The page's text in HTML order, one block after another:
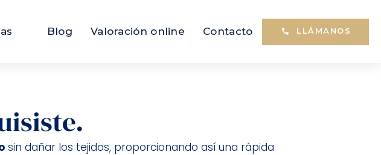
Blog Valoración online Contacto LLÁMANOS
sin dañar los tejidos, proporcionando así una rápida